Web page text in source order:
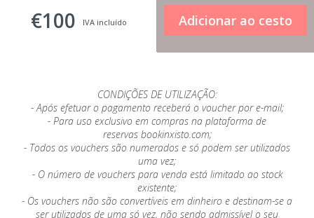
€100 IVA incluído
CONDIÇÕES DE UTILIZAÇÃO:
- Após efetuar o pagamento receberá o voucher por e-mail;
- Para uso exclusivo em compras na plataforma de
reservas bookinxisto.com;
- Todos os vouchers são numerados e só podem ser utilizados
uma vez;
- O número de vouchers para venda está limitado ao stock
existente;
- Os vouchers não são convertíveis em dinheiro e destinam-se a
ser utilizados de uma só vez, não sendo admissível o seu